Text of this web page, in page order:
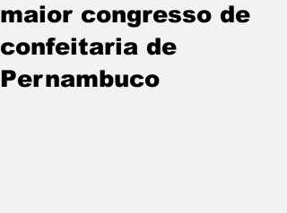
maior congresso de
confeitaria de
Pernambuco